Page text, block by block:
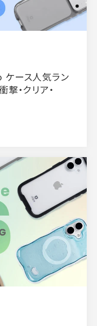
ケース人気ラン
・クリア・